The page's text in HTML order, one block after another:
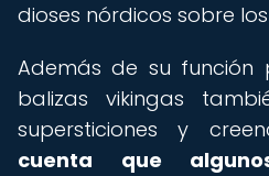
dioses nórdicos sobre
Además de su
balizas vikingas
supersticiones y
cuenta que